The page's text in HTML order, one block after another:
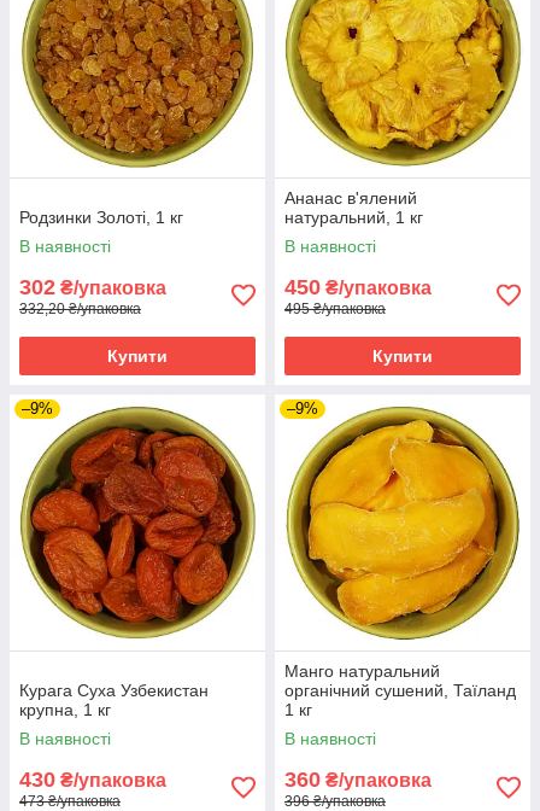
Родзинки Золоті, 1 кг
В наявності
302 ₴/упаковка
332,20 ₴/упаковка
Купити
Ананас в'ялений
натуральний, 1 кг
В наявності
450 ₴/упаковка
495 ₴/упаковка
Купити
–9%
Курага Суха Узбекистан
крупна, 1 кг
В наявності
430 ₴/упаковка
473 ₴/упаковка
–9%
Манго натуральний
органічний сушений, Таїланд
1 кг
В наявності
360 ₴/упаковка
396 ₴/упаковка